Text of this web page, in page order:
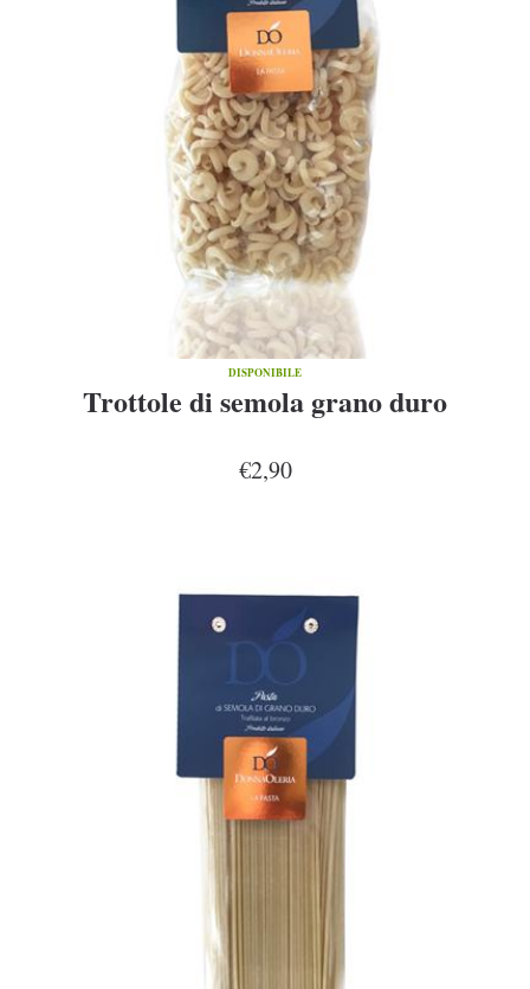
DISPONIBILE
Trottole di semola grano duro
€2,90